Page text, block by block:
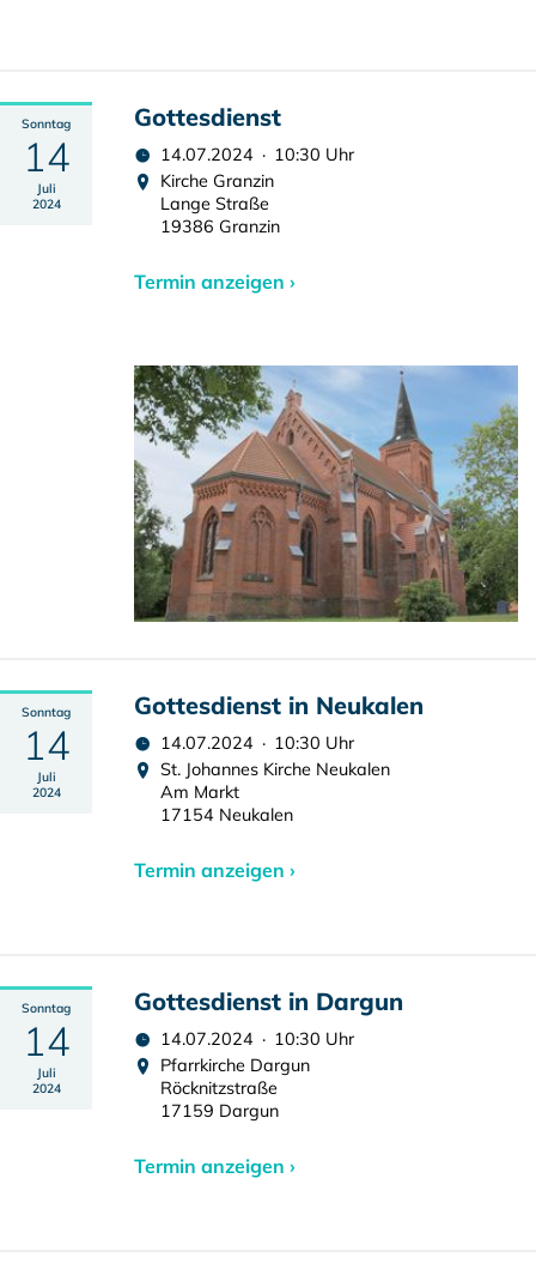
Sonntag
14
Juli
2024
Gottesdienst
14.07.2024 · 10:30 Uhr
Kirche Granzin
Lange Straße
19386 Granzin
Termin anzeigen ›
Sonntag
14
Juli
2024
Gottesdienst in Neukalen
14.07.2024 · 10:30 Uhr
St. Johannes Kirche Neukalen
Am Markt
17154 Neukalen
Termin anzeigen ›
Sonntag
14
Juli
2024
Gottesdienst in Dargun
14.07.2024 · 10:30 Uhr
Pfarrkirche Dargun
Röcknitzstraße
17159 Dargun
Termin anzeigen ›